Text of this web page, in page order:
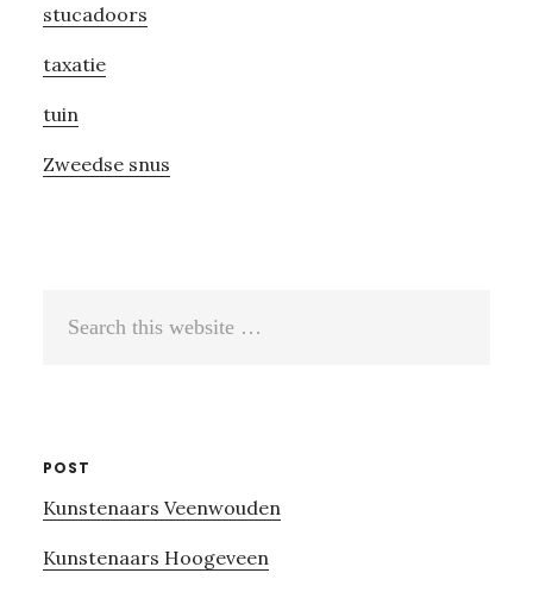
stucadoors
taxatie
tuin
Zweedse snus
POST
Kunstenaars Veenwouden
Kunstenaars Hoogeveen